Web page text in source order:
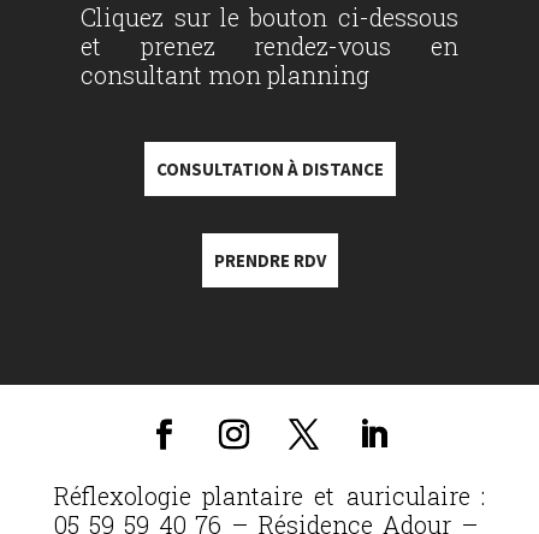
Cliquez sur le bouton ci-dessous
et prenez rendez-vous en
consultant mon planning
CONSULTATION À DISTANCE
PRENDRE RDV
Réflexologie plantaire et auriculaire :
05 59 59 40 76 – Résidence Adour –